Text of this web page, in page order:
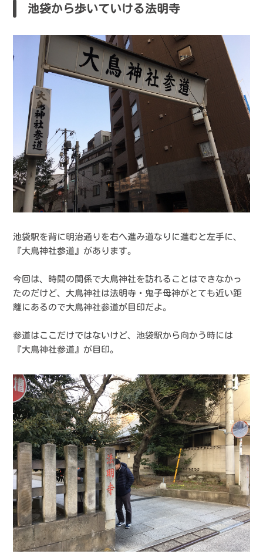
池袋から歩いていける法明寺
池袋駅を背に明治通りを右へ進み道なりに進むと左手に、
『大鳥神社参道』があります。
今回は、時間の関係で大鳥神社を訪れることはできなかっ
たのだけど、大鳥神社は法明寺・鬼子母神がとても近い距
離にあるので大鳥神社参道が目印だよ。
参道はここだけではないけど、池袋駅から向かう時には
『大鳥神社参道』が目印。